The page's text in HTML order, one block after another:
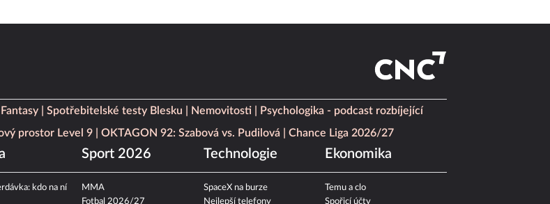
Spotřebitelské testy Blesku Nemovitosti
Psychologika - podcast rozbíjející
prostor Level 9 OKTAGON 92: Szabová vs. Pudilová Chance Liga 2026/27
kdo na ní
Sport 2026
MMA
Fotbal 2026/27
Technologie
SpaceX na burze
Nejlepší telefony
Ekonomika
Temu a clo
Spořicí účty